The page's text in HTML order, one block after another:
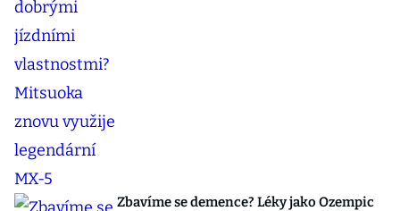
Zbavíme se demence? Léky jako Ozempic